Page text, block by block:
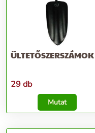
ÜLTETŐSZERSZÁMOK
29 db
Mutat